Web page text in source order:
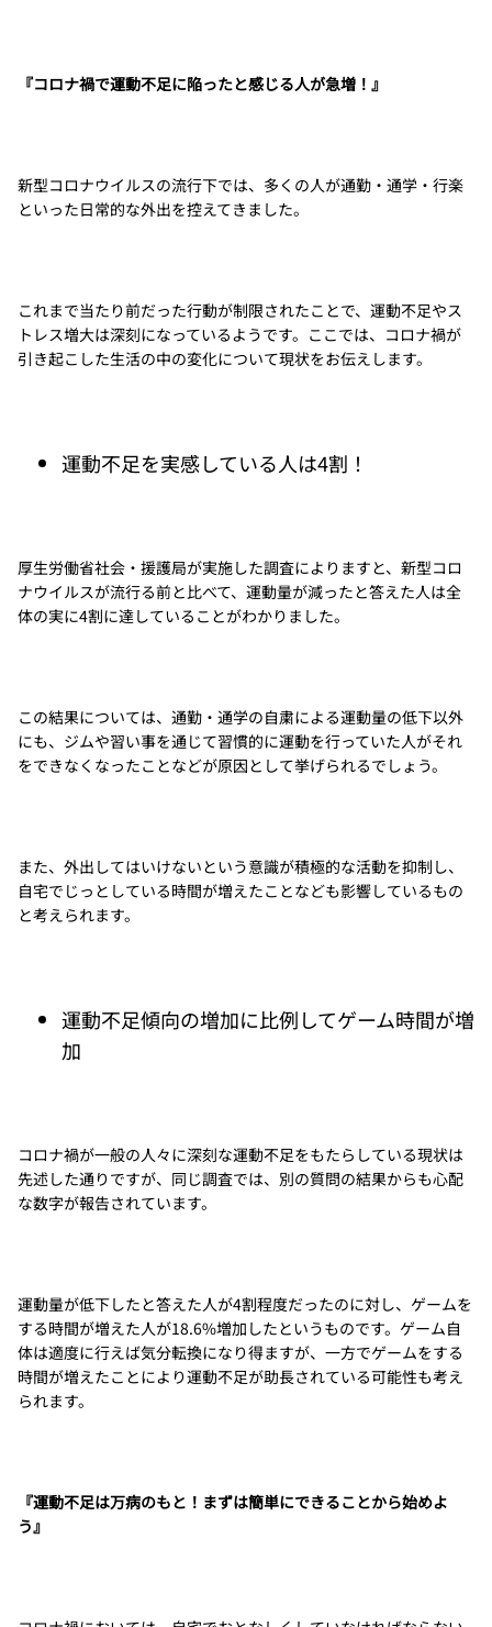
『コロナ禍で運動不足に陥ったと感じる人が急増！』
新型コロナウイルスの流行下では、多くの人が通勤・通学・行楽
といった日常的な外出を控えてきました。
これまで当たり前だった行動が制限されたことで、運動不足やス
トレス増大は深刻になっているようです。ここでは、コロナ禍が
引き起こした生活の中の変化について現状をお伝えします。
運動不足を実感している人は4割！
厚生労働省社会・援護局が実施した調査によりますと、新型コロ
ナウイルスが流行る前と比べて、運動量が減ったと答えた人は全
体の実に4割に達していることがわかりました。
この結果については、通勤・通学の自粛による運動量の低下以外
にも、ジムや習い事を通じて習慣的に運動を行っていた人がそれ
をできなくなったことなどが原因として挙げられるでしょう。
また、外出してはいけないという意識が積極的な活動を抑制し、
自宅でじっとしている時間が増えたことなども影響しているもの
と考えられます。
運動不足傾向の増加に比例してゲーム時間が増
加
コロナ禍が一般の人々に深刻な運動不足をもたらしている現状は
先述した通りですが、同じ調査では、別の質問の結果からも心配
な数字が報告されています。
運動量が低下したと答えた人が4割程度だったのに対し、ゲームを
する時間が増えた人が18.6%増加したというものです。ゲーム自
体は適度に行えば気分転換になり得ますが、一方でゲームをする
時間が増えたことにより運動不足が助長されている可能性も考え
られます。
『運動不足は万病のもと！まずは簡単にできることから始めよ
う』